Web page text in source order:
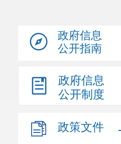
政府信息
公开指南
政府信息
公开制度
政策文件